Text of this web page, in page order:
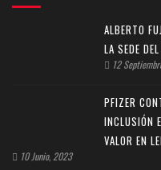
ALBERTO
LA SEDE
12
PFIZER
INCLUSIÓN
VALOR EN
10 Junio, 2023